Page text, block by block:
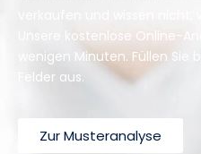
Unsere kostenlose Online-
wenigen Minuten. Füllen
Felder aus.
Zur Musteranalyse